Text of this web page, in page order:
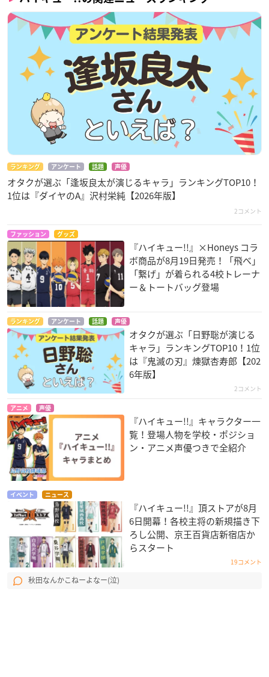
ランキング アンケート 話題 声優
オタクが選ぶ「逢坂良太が演じるキャラ」ランキングTOP10！
1位は『ダイヤのA』沢村栄純【2026年版】
2コメント
ファッション グッズ
『ハイキュー!!』×Honeys コラ
ボ商品が8月19日発売！「飛べ」
「繋げ」が着られる4校トレーナ
ー＆トートバッグ登場
ランキング アンケート 話題 声優
オタクが選ぶ「日野聡が演じる
キャラ」ランキングTOP10！1位
は『鬼滅の刃』煉󠄁獄杏寿郎【202
6年版】
2コメント
アニメ 声優
『ハイキュー!!』キャラクター一
覧！登場人物を学校・ポジショ
ン・アニメ声優つきで全紹介
イベント ニュース
『ハイキュー!!』頂ストアが8月
6日開幕！各校主将の新規描き下
ろし公開、京王百貨店新宿店か
らスタート
19コメント
秋田なんかこねーよなー(泣)